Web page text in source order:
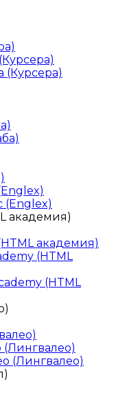
(Курсера)
(Englex)
академия)
академия)
(HTML
(HTML
(Лингвалео)